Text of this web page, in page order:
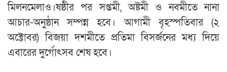
মিলনমেলাও।ষষ্ঠীর পর সপ্তমী, অষ্টমী ও নবমীতে নানা
আচার-অনুষ্ঠান সম্পন্ন হবে। আগামী বৃহস্পতিবার (২
অক্টোবর) বিজয়া দশমীতে প্রতিমা বিসর্জনের মধ্য দিয়ে
এবারের দুর্গোৎসব শেষ হবে।